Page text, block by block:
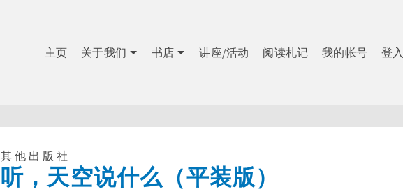
主页 关于我们 书店 讲座/活动 阅读札记 我的帐号 登入
其他出版社
听，天空说什么（平装版）